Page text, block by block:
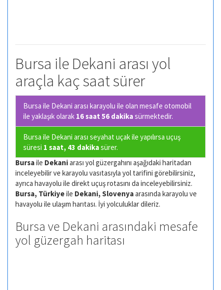
Bursa ile Dekani arası yol
araçla kaç saat sürer
Bursa ile Dekani arası karayolu ile olan mesafe otomobil
ile yaklaşık olarak 16 saat 56 dakikasürmektedir.
Bursa ile Dekani arası seyahat uçak ile yapılırsa uçuş
süresi 1 saat, 43 dakikasürer.
Bursaile Dekaniarası yol güzergahını aşağıdaki haritadan
inceleyebilir ve karayolu vasıtasıyla yol tarifini görebilirsiniz,
ayrıca havayolu ile direkt uçuş rotasını da inceleyebilirsiniz.
Bursa, Türkiyeile Dekani, Slovenyaarasında karayolu ve
havayolu ile ulaşım harıtası. İyi yolculuklar dileriz.
Bursa ve Dekani arasındaki mesafe
yol güzergah haritası